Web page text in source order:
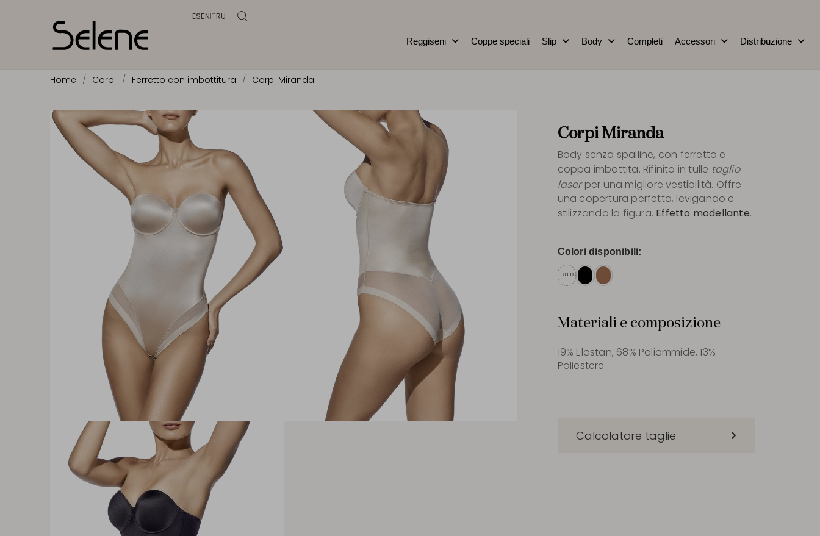
ESENITRU
Reggiseni Coppe speciali Slip Body Completi Accessori Distribuzione
Home Corpi Ferretto con imbottitura Corpi Miranda
Corpi Miranda
Body senza spalline, con ferretto e
coppa imbottita. Rifinito in tulle taglio
laserper una migliore vestibilità. Offre
una copertura perfetta, levigando e
stilizzando la figura. Effetto modellante.
Colori disponibili:
TUTTI
Materiali e composizione
19% Elastan, 68% Poliammide, 13%
Poliestere
Calcolatore taglie